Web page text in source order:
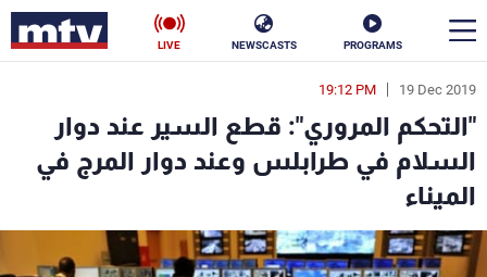
PROGRAMS
NEWSCASTS
LIVE
19 Dec 2019
19:12 PM
"التحكم المروري": قطع السير عند دوار
السلام في طرابلس وعند دوار المرج في
الميناء
en
الأخبار
سياسة
إقتصاد فن